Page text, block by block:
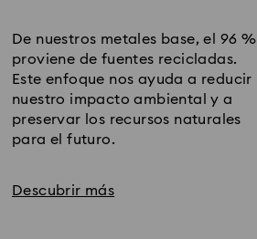
De nuestros metales base, el 96 %
proviene de fuentes recicladas.
Este enfoque nos ayuda a reducir
nuestro impacto ambiental y a
preservar los recursos naturales
para el futuro.​
Descubrir más